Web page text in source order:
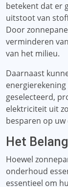
betekent dat er
uitstoot van
Door
verminderen
van het milieu.
Daarnaast
geselecteerd,
elektriciteit uit
besparen op
Het
Hoewel
onderhoud
essentieel om